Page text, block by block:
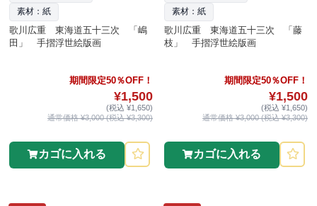
素材：紙
歌川広重 東海道五十三次 「嶋
田」 手摺浮世絵版画
期間限定50％OFF！
¥1,500
(税込 ¥1,650)
通常価格 ¥3,000 (税込 ¥3,300)
カゴに入れる
素材：紙
歌川広重 東海道五十三次 「藤
枝」 手摺浮世絵版画
期間限定50％OFF！
¥1,500
(税込 ¥1,650)
通常価格 ¥3,000 (税込 ¥3,300)
カゴに入れる